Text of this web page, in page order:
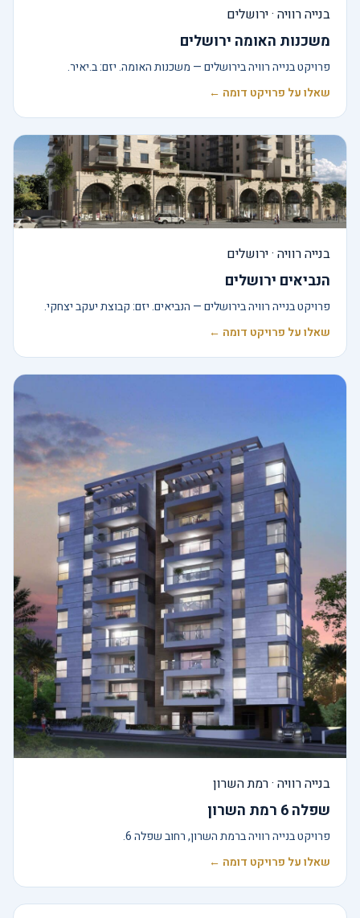
בנייה רוויה · ירושלים
משכנות האומה ירושלים
פרויקט בנייה רוויה בירושלים — משכנות האומה. יזם: ב.יאיר.
שאלו על פרויקט דומה ←
בנייה רוויה · ירושלים
הנביאים ירושלים
פרויקט בנייה רוויה בירושלים — הנביאים. יזם: קבוצת יעקב יצחקי.
שאלו על פרויקט דומה ←
בנייה רוויה · רמת השרון
שפלה 6 רמת השרון
פרויקט בנייה רוויה ברמת השרון, רחוב שפלה 6.
שאלו על פרויקט דומה ←